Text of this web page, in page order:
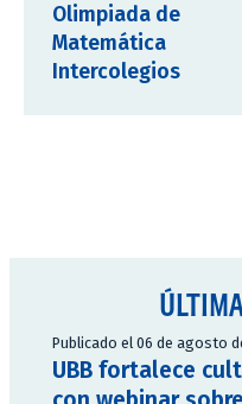
Olimpiada de
Matemática
Intercolegios
Publicado el 06 de agosto
UBB fortalece